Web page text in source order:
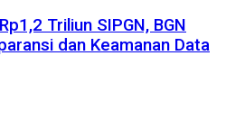
Triliun SIPGN, BGN
dan Keamanan Data